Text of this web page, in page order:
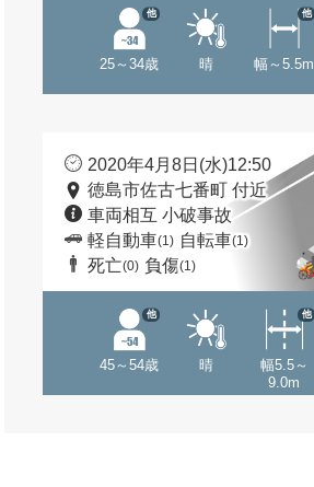
25～34歳
他
晴 幅～5.5m
他
2020年4月8日(水)12:50
徳島市佐古七番町 付近
車両相互 小破事故
軽自動車(1) 自転車(1)
死亡(0) 負傷(1)
45～54歳
他
晴
幅5.5～
9.0m
他